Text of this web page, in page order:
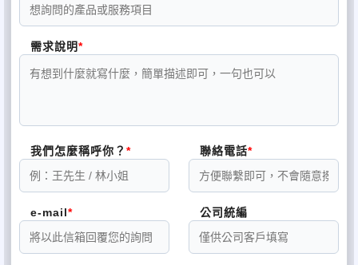
需求說明
我們怎麼稱呼你？ 聯絡電話
e-mail 公司統編